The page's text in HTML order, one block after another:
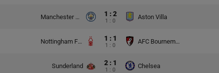
Manchester City 1 : 2
1 : 0
Aston Villa
Nottingham Forest 1 : 1
1 : 0
AFC Bournemouth
Sunderland 2 : 1
1 : 0
Chelsea